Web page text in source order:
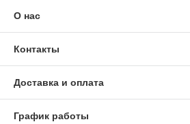
О нас
Контакты
Доставка и оплата
График работы